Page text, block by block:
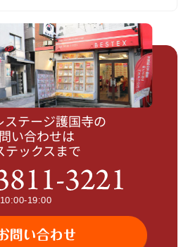
ステージ護国寺の
い合わせは
テックスまで